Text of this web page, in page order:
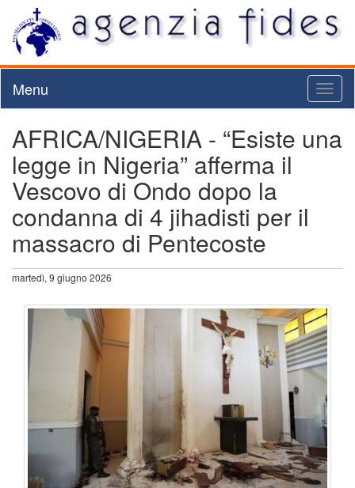
Menu
AFRICA/NIGERIA - “Esiste una
legge in Nigeria” afferma il
Vescovo di Ondo dopo la
condanna di 4 jihadisti per il
massacro di Pentecoste
martedì, 9 giugno 2026